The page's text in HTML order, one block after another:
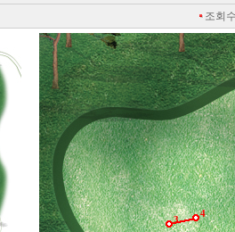
조회
3
4